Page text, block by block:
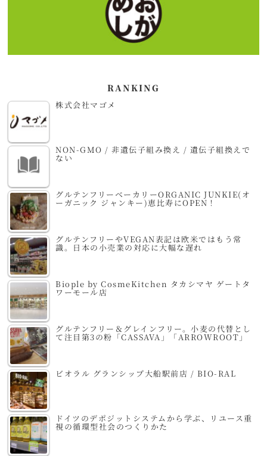
RANKING
株式会社マゴメ
NON-GMO / 非遺伝子組み換え / 遺伝子組換えで
ない
グルテンフリーベーカリーORGANIC JUNKIE(オ
ーガニック ジャンキー)恵比寿にOPEN！
グルテンフリーやVEGAN表記は欧米ではもう常
識。日本の小売業の対応に大幅な遅れ
Biople by CosmeKitchen タカシマヤ ゲートタ
ワーモール店
グルテンフリー＆グレインフリー。小麦の代替とし
て注目第3の粉「CASSAVA」「ARROWROOT」
ビオラル グランシップ大船駅前店 / BIO-RAL
ドイツのデポジットシステムから学ぶ、リユース重
視の循環型社会のつくりかた